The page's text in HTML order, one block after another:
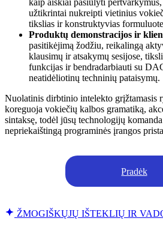
užtikrintai nukreipti vietinius
tikslias ir konstruktyvias
Produktų demonstracijos ir
pasitikėjimą žodžiu, reikalingą
klausimų ir atsakymų sesijose,
funkcijas ir bendradarbiauti su
neatidėliotinų techninių pataisymų.
Nuolatinis dirbtinio intelekto grįžtamasis
koreguoja vokiečių kalbos gramatiką,
sintaksę, todėl jūsų technologijų
nepriekaištingą programinės įrangos
Pradėk
ŽMOGIŠKŲJŲ IŠTEKLIŲ IR